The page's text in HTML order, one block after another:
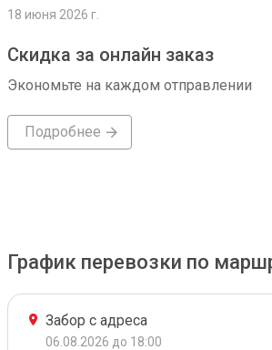
18 июня 2026 г.
Скидка за онлайн заказ
Экономьте на каждом отправлении
Подробнее
График перевозки по
Забор с адреса
06.08.2026 до 18:00